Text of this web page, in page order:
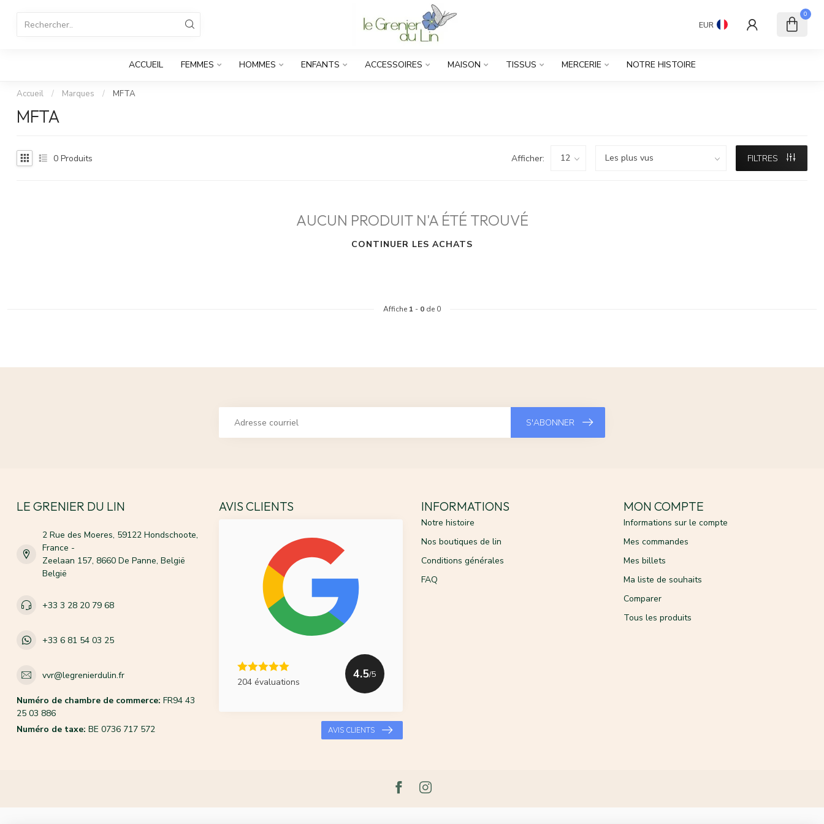
EUR
0
ACCUEIL FEMMES HOMMES ENFANTS ACCESSOIRES MAISON TISSUS MERCERIE NOTRE HISTOIRE
Accueil / Marques / MFTA
MFTA
0 Produits Afficher: FILTRES
AUCUN PRODUIT N'A ÉTÉ TROUVÉ
CONTINUER LES ACHATS
Affiche 1 - 0 de 0
S'ABONNER
LE GRENIER DU LIN
2 Rue des Moeres, 59122 Hondschoote,
France -
Zeelaan 157, 8660 De Panne, België
België
+33 3 28 20 79 68
+33 6 81 54 03 25
vvr@legrenierdulin.fr
Numéro de chambre de commerce: FR94 43
25 03 886
Numéro de taxe: BE 0736 717 572
AVIS CLIENTS
204 évaluations
4.5/5
AVIS CLIENTS
INFORMATIONS
Notre histoire
Nos boutiques de lin
Conditions générales
FAQ
MON COMPTE
Informations sur le compte
Mes commandes
Mes billets
Ma liste de souhaits
Comparer
Tous les produits